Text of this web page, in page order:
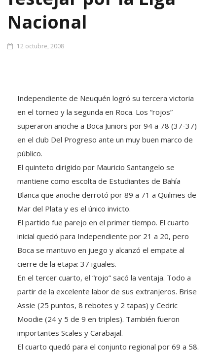
Nacional
12 octubre, 2008
Independiente de Neuquén logró su tercera victoria
en el torneo y la segunda en Roca. Los “rojos”
superaron anoche a Boca Juniors por 94 a 78 (37-37)
en el club Del Progreso ante un muy buen marco de
público.
El quinteto dirigido por Mauricio Santangelo se
mantiene como escolta de Estudiantes de Bahía
Blanca que anoche derrotó por 89 a 71 a Quilmes de
Mar del Plata y es el único invicto.
El partido fue parejo en el primer tiempo. El cuarto
inicial quedó para Independiente por 21 a 20, pero
Boca se mantuvo en juego y alcanzó el empate al
cierre de la etapa: 37 iguales.
En el tercer cuarto, el “rojo” sacó la ventaja. Todo a
partir de la excelente labor de sus extranjeros. Brise
Assie (25 puntos, 8 rebotes y 2 tapas) y Cedric
Moodie (24 y 5 de 9 en triples). También fueron
importantes Scales y Carabajal.
El cuarto quedó para el conjunto regional por 69 a 58.